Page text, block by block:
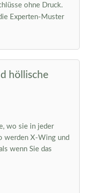
ohne Druck.
Experten-Muster
höllische
wo sie in jeder
werden X-Wing und
wenn Sie das